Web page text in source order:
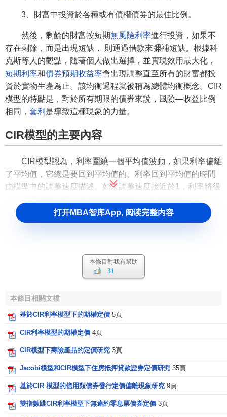
3、財富中投資於各種或有債權債券的最佳比例。
然後，剩餘的財富按短期無風險利率進行投資，如果不
存在剩餘，而是出現短缺， 則通過借款來彌補短缺。根據科
克斯等人的觀點，隨著個人做出選擇，並實現效用最大化，
短期利率和債券預期收益率會出現調整直至所有的財富都投
資於實物生產為止。該均衡過程就被稱為總體均衡概念。CIR
模型的特點是，對於所有期限的債券來說，風險—收益比例
相同， 套利 是導致這種現象的力量。
CIR模型的主要內容
CIR模型認為，利率圍繞一個平均值波動，如果利率偏離
了平均值，它總是要回到平均值的。利率回到平均值的時間
由模型中的調整速度描述。如果調整速度接近於1，利率將很
R表示平均利率，a表示r的調整速度，δ表示期望值為0的誤差
項，可以得到基本的單因素模型公式如下：
通過重點分析純貼水金融工具，科克斯等人試圖勾畫出
行為背後的隨機過程。在單一因素模型中，他們假
價格是短期利率的遞減的凸形函數，這就是說，各種利率同
步變化。此外，與複利的數學計量相符，債券價格是期限的
遞減函數。更加令人感興趣的結論是，債券價格是
大，則利率高，債券價格低；財富值小，則利率低，債券價
格高。這種理想的資產擁有正的邊際效用，因而影響著財富
的價值。
在CIR模型中，債券價格還是利率方差的遞增的凹形函
打开MBA智库App, 阅读完整内容
本條目對我有幫助
31
本條目相關文檔
基於CIR利率模型下的期權定價 5頁
CIR利率模型的期權定價 4頁
CIR模型下壽險產品的定價研究 3頁
Jacobi模型和CIR模型下住房抵押貸款證券定價研究 35頁
基於CIR 模型的信用類債券發行定價偏離現象研究 9頁
雙指數跳CIR利率模型下無違約零息票債券定價 3頁